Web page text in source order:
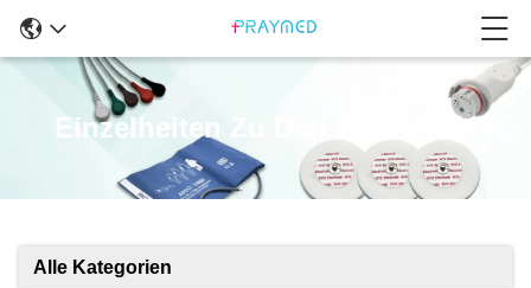
Einzelheiten Zu Den Produkten
Alle Kategorien